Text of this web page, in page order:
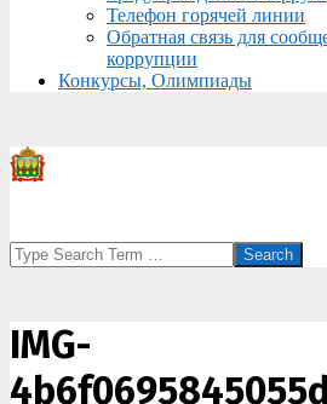
Телефон горячей линии
Обратная связь для
коррупции
Конкурсы, Олимпиады
Search
IMG-